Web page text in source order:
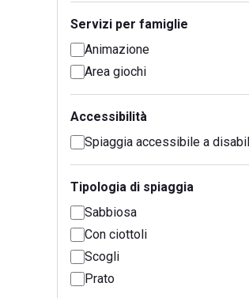
Servizi per famiglie
Animazione
Area giochi
Accessibilità
Spiaggia accessibile a
Tipologia di spiaggia
Sabbiosa
Con ciottoli
Scogli
Prato